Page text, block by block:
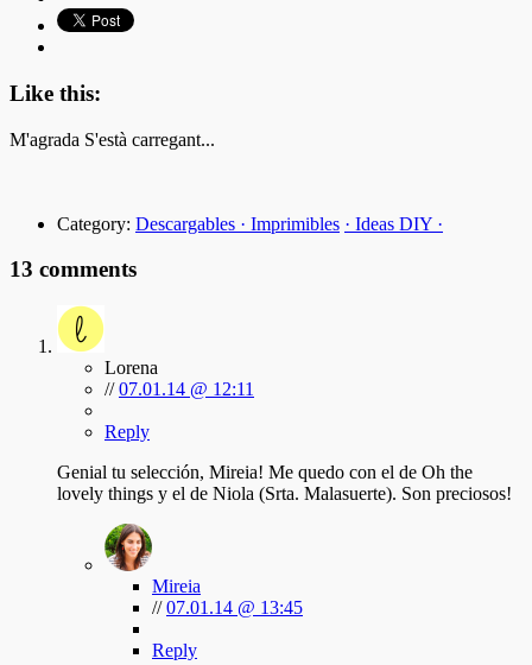
Like this:
M'agrada S'està carregant...
Category: Descargables · Imprimibles · Ideas DIY ·
13 comments
Lorena
//07.01.14 @ 12:11
Reply
Genial tu selección, Mireia! Me quedo con el de Oh the
lovely things y el de Niola (Srta. Malasuerte). Son preciosos!
Mireia
//07.01.14 @ 13:45
Reply